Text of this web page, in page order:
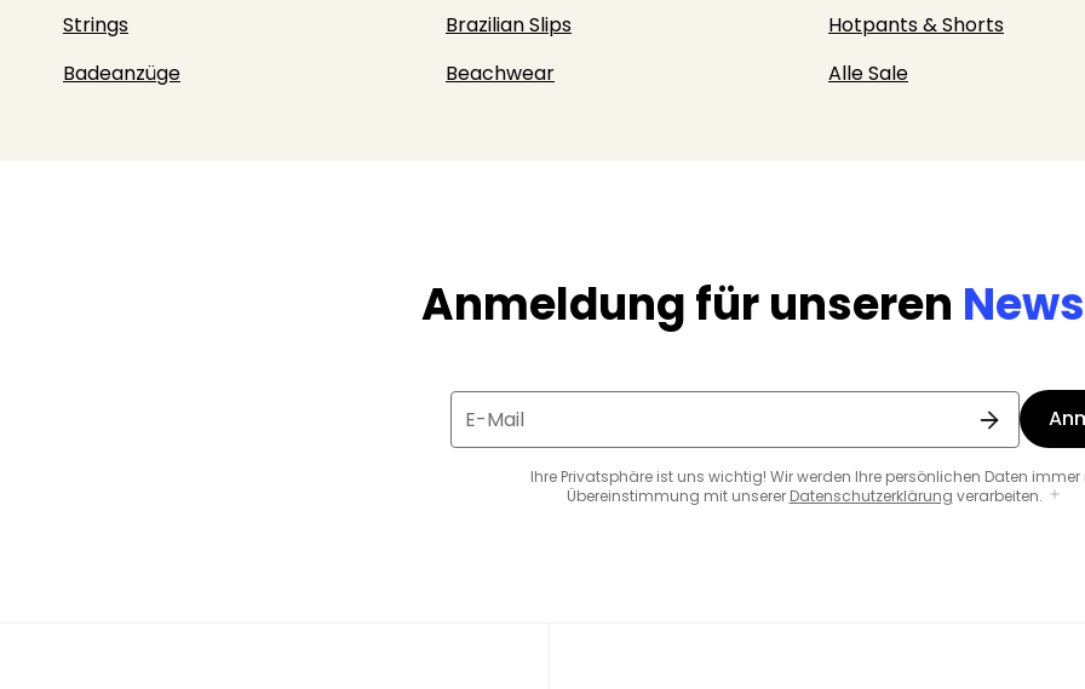
Strings
Brazilian Slips Hotpants & Shorts
Badeanzüge
Beachwear Alle Sale
Anmeldung für unseren
E-Mail
Ihre Privatsphäre ist uns wichtig! Wir werden Ihre persönlichen Daten immer
Übereinstimmung mit unserer Datenschutzerklärung verarbeiten.